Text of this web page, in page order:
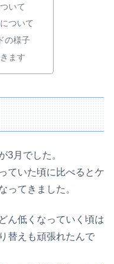
いて
ついて
の様子
ます
3月でした。
ていた頃に比べるとケ
ってきました。
ん低くなっていく頃は
替えも頑張れたんで